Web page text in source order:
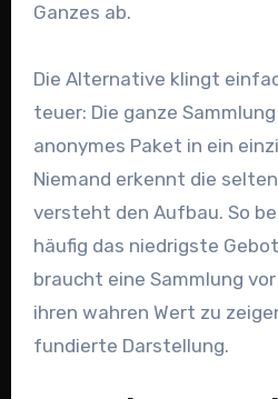
Ganzes ab.
Die Alternative klingt
teuer: Die ganze
anonymes Paket in ein
Niemand erkennt die
versteht den Aufbau. So
häufig das niedrigste
braucht eine Sammlung
ihren wahren Wert zu
fundierte Darstellung.